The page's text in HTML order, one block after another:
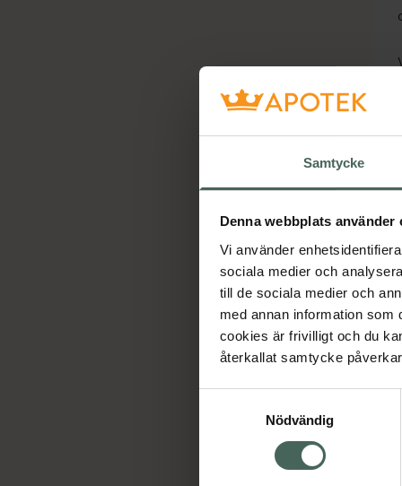
Samtycke
Denna webbplats använder
Vi använder
sociala medier och
till de sociala medier och
med annan information som
cookies är frivilligt och du
återkallat samtycke
Nödvändig